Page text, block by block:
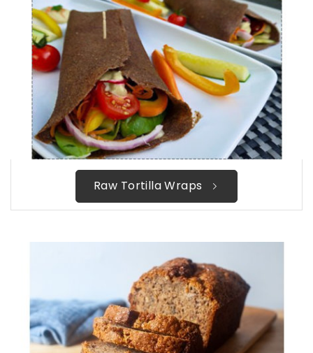
Raw Tortilla Wraps